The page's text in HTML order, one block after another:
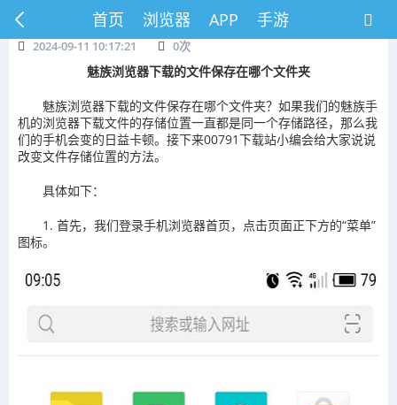
首页 浏览器 APP 手游
2024-09-11 10:17:21 0次
魅族浏览器下载的文件保存在哪个文件夹
魅族浏览器下载的文件保存在哪个文件夹？如果我们的魅族手
机的浏览器下载文件的存储位置一直都是同一个存储路径，那么我
们的手机会变的日益卡顿。接下来00791下载站小编会给大家说说
改变文件存储位置的方法。
具体如下：
1. 首先，我们登录手机浏览器首页，点击页面正下方的“菜单”
图标。